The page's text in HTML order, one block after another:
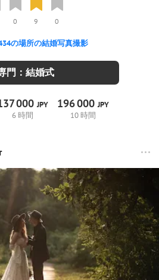
0 9 0
の場所の結婚写真撮影
門：結婚式
000JPY
6 時間
196000JPY
10 時間